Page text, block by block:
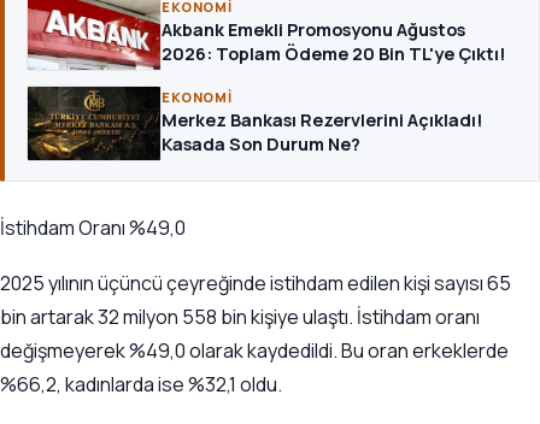
EKONOMI
Akbank Emekli Promosyonu Ağustos
2026: Toplam Ödeme 20 Bin TL'ye Çıktı!
EKONOMI
Merkez Bankası Rezervlerini Açıkladı!
Kasada Son Durum Ne?
İstihdam Oranı %49,0
2025 yılının üçüncü çeyreğinde istihdam edilen kişi sayısı 65
bin artarak 32 milyon 558 bin kişiye ulaştı. İstihdam oranı
değişmeyerek %49,0 olarak kaydedildi. Bu oran erkeklerde
%66,2, kadınlarda ise %32,1 oldu.